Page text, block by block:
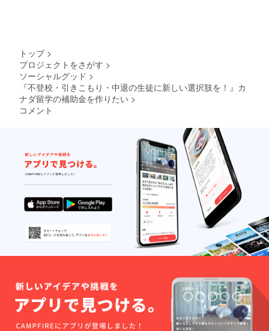
トップ >
プロジェクトをさがす >
ソーシャルグッド >
『不登校・引きこもり・中退の生徒に新しい選択肢を！』カ
ナダ留学の補助金を作りたい >
コメント